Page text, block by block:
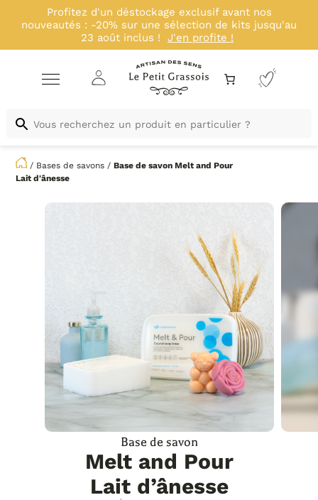
Profitez de -10% sur notre cire Sable de bougies,
du 01/08 au 30/09 J'en profite !
/ Bases de savons /Base de savonMelt and Pour
Lait d'ânesse
Base de savon
Melt and Pour
Lait d’ânesse